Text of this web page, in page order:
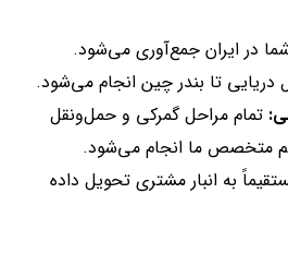
شما در ایران جمع‌آوری می‌شود.
دریایی تا بندر چین انجام می‌شود.
تمام مراحل گمرکی و حمل‌ونقل
متخصص ما انجام می‌شود.
به انبار مشتری تحویل داده